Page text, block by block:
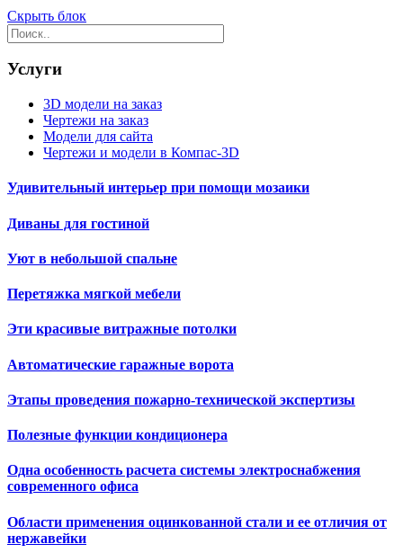
Скрыть блок
Услуги
3D модели на заказ
Чертежи на заказ
Модели для сайта
Чертежи и модели в Компас-3D
Удивительный интерьер при помощи мозаики
Диваны для гостиной
Уют в небольшой спальне
Перетяжка мягкой мебели
Эти красивые витражные потолки
Автоматические гаражные ворота
Этапы проведения пожарно-технической экспертизы
Полезные функции кондиционера
Одна особенность расчета системы электроснабжения
современного офиса
Области применения оцинкованной стали и ее отличия от
нержавейки